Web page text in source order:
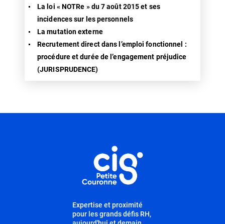
La loi « NOTRe » du 7 août 2015 et ses
incidences sur les personnels
La mutation externe
Recrutement direct dans l’emploi fonctionnel :
procédure et durée de l’engagement préjudice
(JURISPRUDENCE)
Expertise et proximité
pour les grands défis RH,